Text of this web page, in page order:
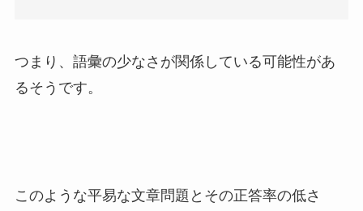
つまり、語彙の少なさが関係している可能性があ
るそうです。
このような平易な文章問題とその正答率の低さ